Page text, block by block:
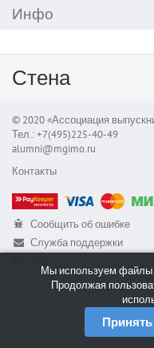
Инфо
Стена
© 2020 «Ассоциация
Тел.: +7(495)225-40-49
alumni@mgimo.ru
Контакты
Сообщить об ошибке
Служба поддержки
Мы используем файлы
Продолжая
Принять